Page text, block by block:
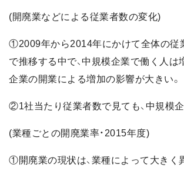
(開廃業などによる従業者数の変化)
①2009年から2014年にかけて全体の従
で推移する中で、中規模企業で働く人は
企業の開業による増加の影響が大きい。
②1社当たり従業者数で見ても、中規模企
(業種ごとの開廃業率・2015年度)
①開廃業の現状は、業種によって大きく